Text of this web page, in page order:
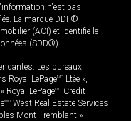
n'est pas
La marque DDF®
(ACI) et identifie le
(SDD®).
Les bureaux
Royal LePageMD Ltée »,
« Royal LePageMD Credit
MD West Real Estate Services
Mont-Tremblant »